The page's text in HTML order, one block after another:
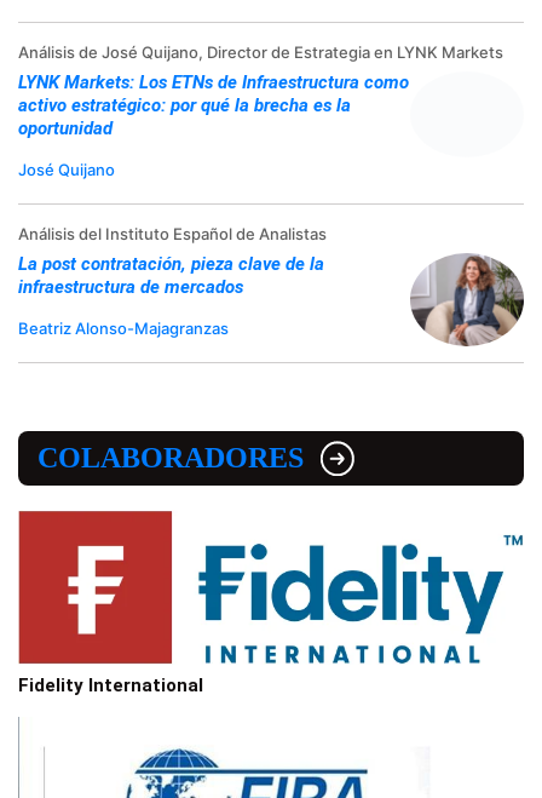
Análisis de José Quijano, Director de Estrategia en LYNK Markets
LYNK Markets: Los ETNs de Infraestructura como
activo estratégico: por qué la brecha es la
oportunidad
José Quijano
Análisis del Instituto Español de Analistas
La post contratación, pieza clave de la
infraestructura de mercados
Beatriz Alonso-Majagranzas
COLABORADORES
Fidelity International